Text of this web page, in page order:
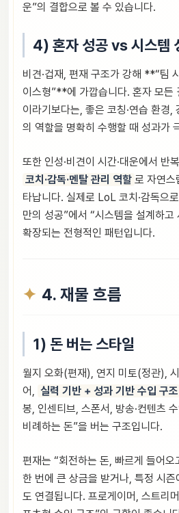
운”의 결합으로 볼 수 있습니다.
4) 혼자 성공 vs 시스템
비견·겁재, 편재 구조가 강해 **“팀
이스형”**에 가깝습니다. 혼자 모든
이라기보다는, 좋은 코칭·연습 환경,
의 역할을 명확히 수행할 때 성과가
또한 인성·비견이 시간·대운에서 반
코치·감독·멘탈 관리 역할 로 자연스
타납니다. 실제로 LoL 코치·감독으
만의 성공”에서 “시스템을 설계하고
확장되는 전형적인 패턴입니다.
4. 재물 흐름
1) 돈 버는 스타일
월지 오화(편재), 연지 미토(정관),
어, 실력 기반 + 성과 기반 수입 구조
봉, 인센티브, 스폰서, 방송·컨텐츠
비례하는 돈”을 버는 구조입니다.
편재는 “회전하는 돈, 빠르게 들어오
한 번에 큰 상금을 받거나, 특정 시
도 연결됩니다. 프로게이머, 스트리